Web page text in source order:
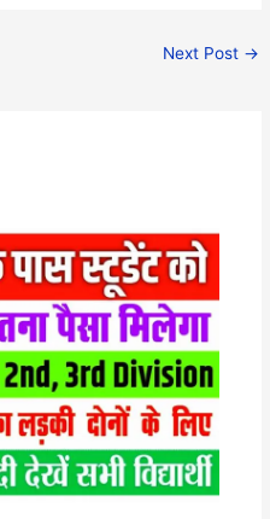
Next Post →